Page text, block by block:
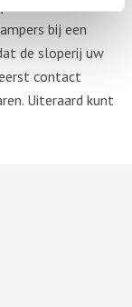
bij een
de sloperij uw
contact
Uiteraard kunt